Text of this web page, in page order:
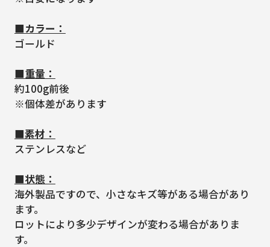
■カラー：
ゴールド
■重量：
約100g前後
※個体差があります
■素材：
ステンレスなど
■状態：
海外製品ですので、小さなキズ等がある場合があり
ます。
ロットにより多少デザインが変わる場合がありま
す。